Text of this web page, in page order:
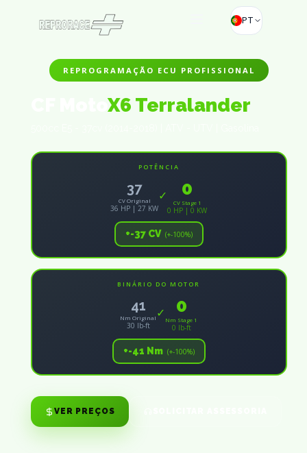
PT
REPROGRAMAÇÃO ECU PROFISSIONAL
CF MotoX6 Terralander
POTÊNCIA
37
CV Original
36 HP | 27 KW
✓ 0
CV Stage 1
0 HP | 0 KW
+-37 CV (+-100%)
BINÁRIO DO MOTOR
41
Nm Original
30 lb-ft
✓ 0
Nm Stage 1
0 lb-ft
+-41 Nm (+-100%)
VER PREÇOS